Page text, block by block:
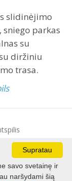
slidinėjimo
sniego parkas
su
diržiniu
trasa.
Supratau
savo svetainę ir
naršydami šią